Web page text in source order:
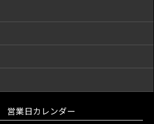
営業日カレンダー